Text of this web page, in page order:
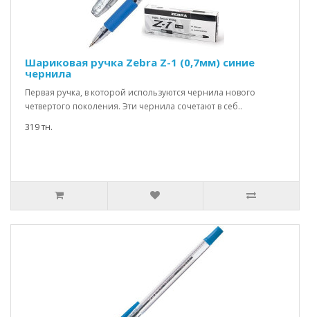
Шариковая ручка Zebra Z-1 (0,7мм) синие
чернила
Первая ручка, в которой используются чернила нового
четвертого поколения. Эти чернила сочетают в себ..
319 тн.